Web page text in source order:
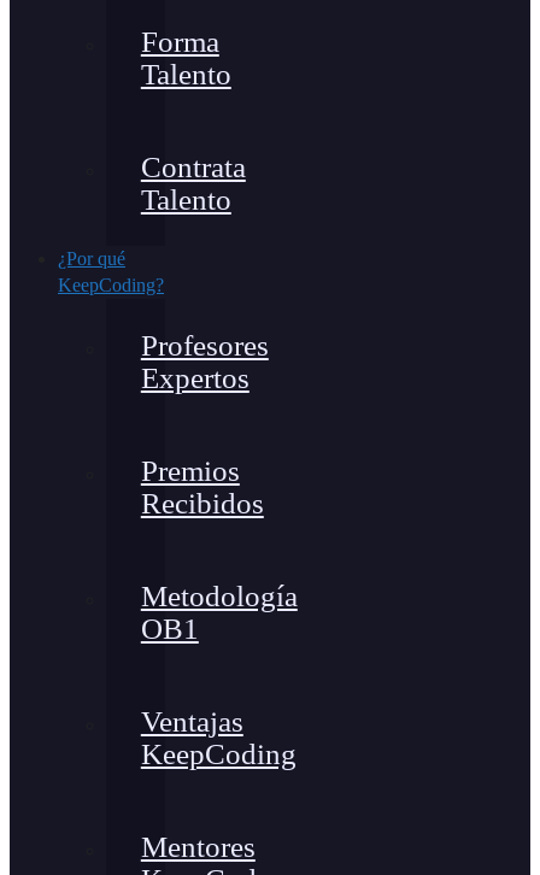
Forma
Talento
Contrata
Talento
¿Por qué
KeepCoding?
Profesores
Expertos
Premios
Recibidos
Metodología
OB1
Ventajas
KeepCoding
Mentores